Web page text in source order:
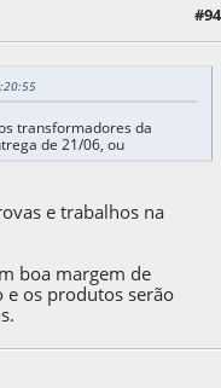
#94
transformadores da
de 21/06, ou
e trabalhos na
boa margem de
e os produtos serão